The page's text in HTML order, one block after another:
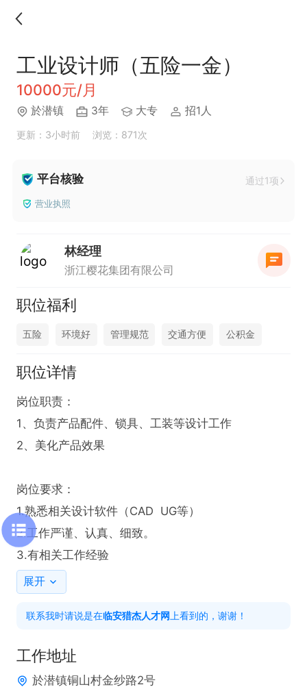
工业设计师（五险一金）
10000元/月
於潜镇 3年 大专 招1人
更新：3小时前 浏览：871次
平台核验 通过1项
营业执照
林经理
浙江樱花集团有限公司
职位福利
五险 环境好 管理规范 交通方便 公积金
职位详情
岗位职责：
1、负责产品配件、锁具、工装等设计工作
2、美化产品效果
岗位要求：
1.熟悉相关设计软件（CAD  UG等）
2.工作严谨、认真、细致。
3.有相关工作经验
展开
联系我时请说是在临安猎杰人才网 上看到的，谢谢！
工作地址
於潜镇铜山村金纱路2号